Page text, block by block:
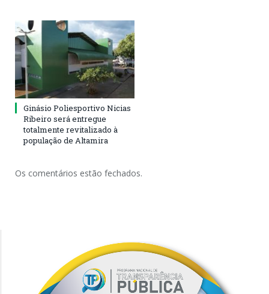
Ginásio Poliesportivo Nicias
Ribeiro será entregue
totalmente revitalizado à
população de Altamira
Os comentários estão fechados.